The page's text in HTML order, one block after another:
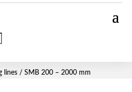
lines/ SMB 200 – 2000 mm